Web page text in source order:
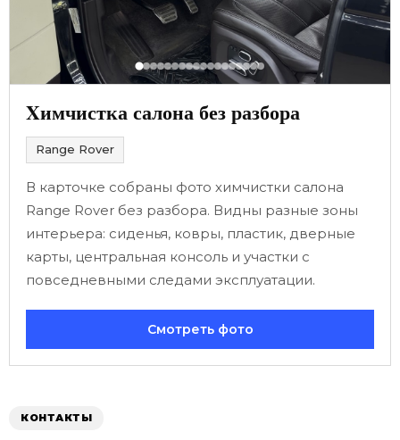
Xимчистка салона без разбора
Range Rover
В карточке собраны фото химчистки салона
Range Rover без разбора. Видны разные зоны
интерьера: сиденья, ковры, пластик, дверные
карты, центральная консоль и участки с
повседневными следами эксплуатации.
Смотреть фото
КОНТАКТЫ